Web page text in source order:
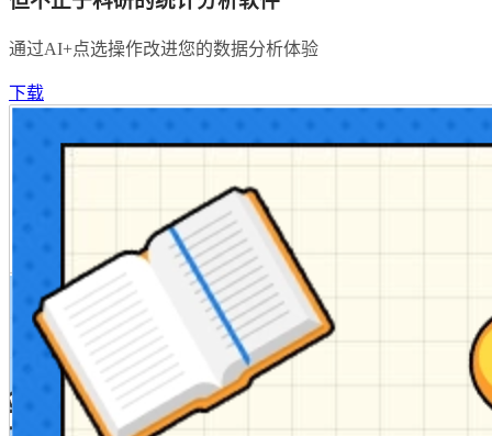
通过AI+点选操作改进您的数据分析体验
下载